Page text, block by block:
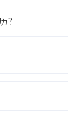
国际贸易实务、国
力。
？